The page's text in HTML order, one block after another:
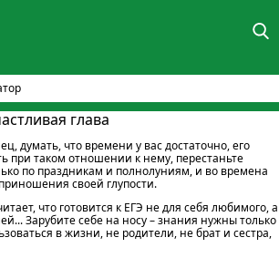
глава
думать, что времени у вас достаточно, его
при таком отношении к нему, перестаньте
по праздникам и полнолуниям, и во времена
своей глупости.
что готовится к ЕГЭ не для себя любимого, а
Зарубите себе на носу – знания нужны только
в жизни, не родители, не брат и сестра,